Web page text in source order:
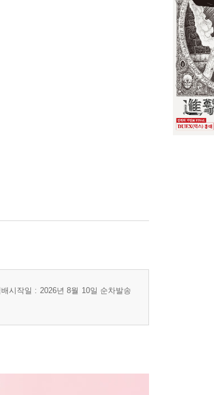
시작일 : 2026년 8월 10일 순차발송